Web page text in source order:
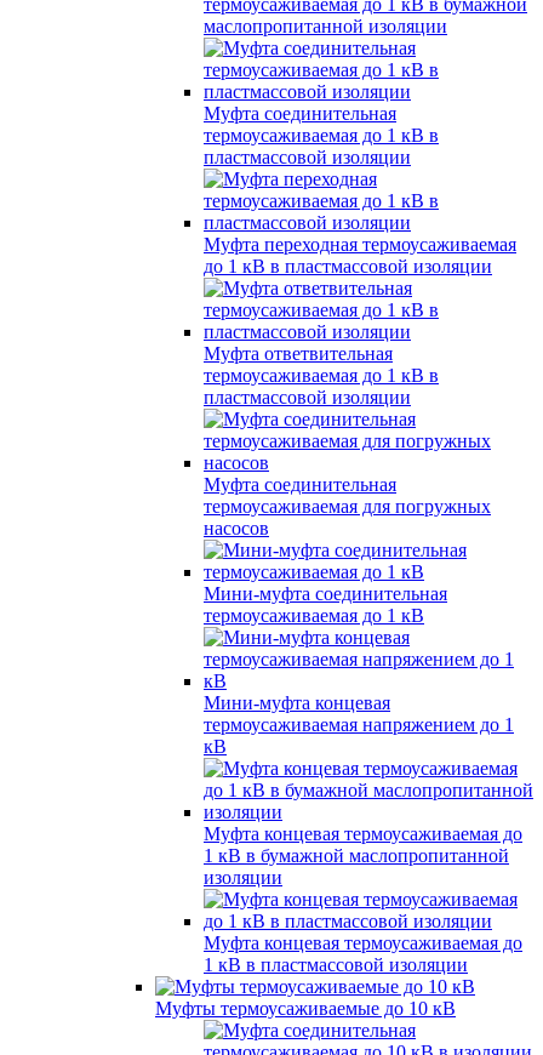
термоусаживаемая до 1 кВ в бумажной
маслопропитанной изоляции
Муфта соединительная
термоусаживаемая до 1 кВ в
пластмассовой изоляции
Муфта переходная термоусаживаемая
до 1 кВ в пластмассовой изоляции
Муфта ответвительная
термоусаживаемая до 1 кВ в
пластмассовой изоляции
Муфта соединительная
термоусаживаемая для погружных
насосов
Мини-муфта соединительная
термоусаживаемая до 1 кВ
Мини-муфта концевая
термоусаживаемая напряжением до 1
кВ
Муфта концевая термоусаживаемая до
1 кВ в бумажной маслопропитанной
изоляции
Муфта концевая термоусаживаемая до
1 кВ в пластмассовой изоляции
Муфты термоусаживаемые до 10 кВ